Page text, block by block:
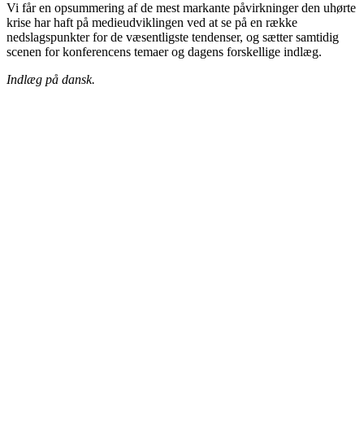
Vi får en opsummering af de mest markante påvirkninger den uhørte
krise har haft på medieudviklingen ved at se på en række
nedslagspunkter for de væsentligste tendenser, og sætter samtidig
scenen for konferencens temaer og dagens forskellige indlæg.
Indlæg på dansk.